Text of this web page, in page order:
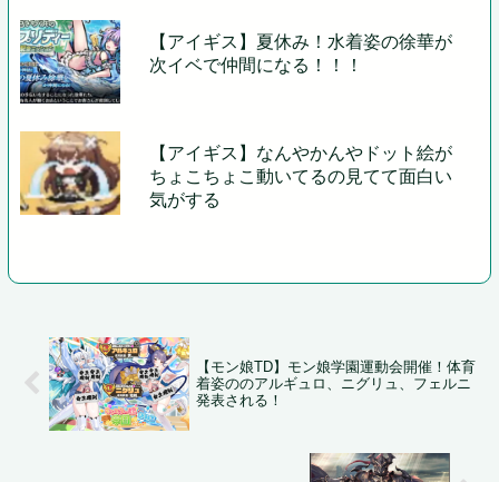
【アイギス】夏休み！水着姿の徐華が
次イベで仲間になる！！！
【アイギス】なんやかんやドット絵が
ちょこちょこ動いてるの見てて面白い
気がする
【モン娘TD】モン娘学園運動会開催！体育
着姿ののアルギュロ、ニグリュ、フェルニ
発表される！